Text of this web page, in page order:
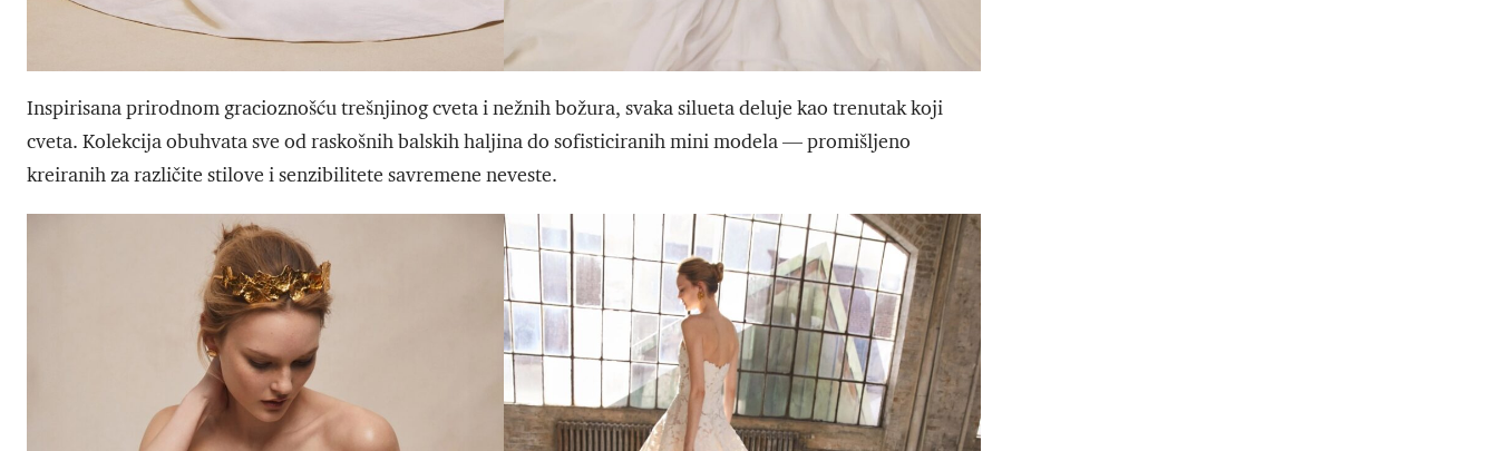
Inspirisana prirodnom gracioznošću trešnjinog cveta i nežnih božura, svaka silueta deluje kao trenutak koji
cveta. Kolekcija obuhvata sve od raskošnih balskih haljina do sofisticiranih mini modela — promišljeno
kreiranih za različite stilove i senzibilitete savremene neveste.